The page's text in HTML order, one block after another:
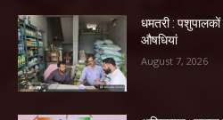
धमतरी :
औषधियां
August 7, 2026